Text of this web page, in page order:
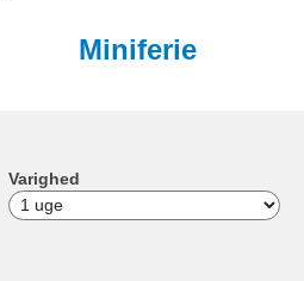
Miniferie
Varighed